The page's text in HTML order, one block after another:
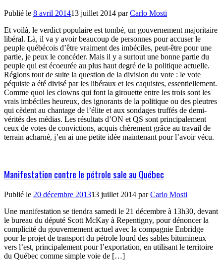
Publié le 8 avril 201413 juillet 2014 parCarlo Mosti
Et voilà, le verdict populaire est tombé, un gouvernement majoritaire
libéral. Là, il va y avoir beaucoup de personnes pour accuser le
peuple québécois d’être vraiment des imbéciles, peut-être pour une
partie, je peux le concéder. Mais il y a surtout une bonne partie du
peuple qui est écoeurée au plus haut degré de la politique actuelle.
Réglons tout de suite la question de la division du vote : le vote
péquiste a été divisé par les libéraux et les caquistes, essentiellement.
Comme quoi les clowns qui font la girouette entre les trois sont les
vrais imbéciles heureux, des ignorants de la politique ou des pleutres
qui cèdent au chantage de l’élite et aux sondages truffés de demi-
vérités des médias. Les résultats d’ON et QS sont principalement
ceux de votes de convictions, acquis chèrement grâce au travail de
terrain acharné, j’en ai une petite idée maintenant pour l’avoir vécu.
Manifestation contre le pétrole sale au Québec
Publié le 20 décembre 201313 juillet 2014 parCarlo Mosti
Une manifestation se tiendra samedi le 21 décembre à 13h30, devant
le bureau du député Scott McKay à Repentigny, pour dénoncer la
complicité du gouvernement actuel avec la compagnie Enbridge
pour le projet de transport du pétrole lourd des sables bitumineux
vers l’est, principalement pour l’exportation, en utilisant le territoire
du Québec comme simple voie de […]